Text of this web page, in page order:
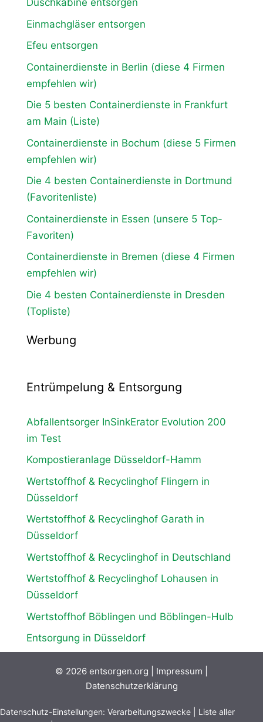
Duschkabine entsorgen
Einmachgläser entsorgen
Efeu entsorgen
Containerdienste in Berlin (diese 4 Firmen
empfehlen wir)
Die 5 besten Containerdienste in Frankfurt
am Main (Liste)
Containerdienste in Bochum (diese 5 Firmen
empfehlen wir)
Die 4 besten Containerdienste in Dortmund
(Favoritenliste)
Containerdienste in Essen (unsere 5 Top-
Favoriten)
Containerdienste in Bremen (diese 4 Firmen
empfehlen wir)
Die 4 besten Containerdienste in Dresden
(Topliste)
Werbung
Entrümpelung & Entsorgung
Abfallentsorger InSinkErator Evolution 200
im Test
Kompostieranlage Düsseldorf-Hamm
Wertstoffhof & Recyclinghof Flingern in
Düsseldorf
Wertstoffhof & Recyclinghof Garath in
Düsseldorf
Wertstoffhof & Recyclinghof in Deutschland
Wertstoffhof & Recyclinghof Lohausen in
Düsseldorf
Wertstoffhof Böblingen und Böblingen-Hulb
Entsorgung in Düsseldorf
© 2026 entsorgen.org Impressum
Datenschutzerklärung
Datenschutz-Einstellungen: Verarbeitungszwecke
Liste aller